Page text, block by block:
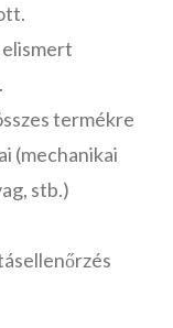
termékre
(mechanikai
stb.)